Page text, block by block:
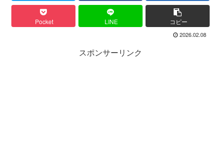
Pocket LINE コピー
2026.02.08
スポンサーリンク